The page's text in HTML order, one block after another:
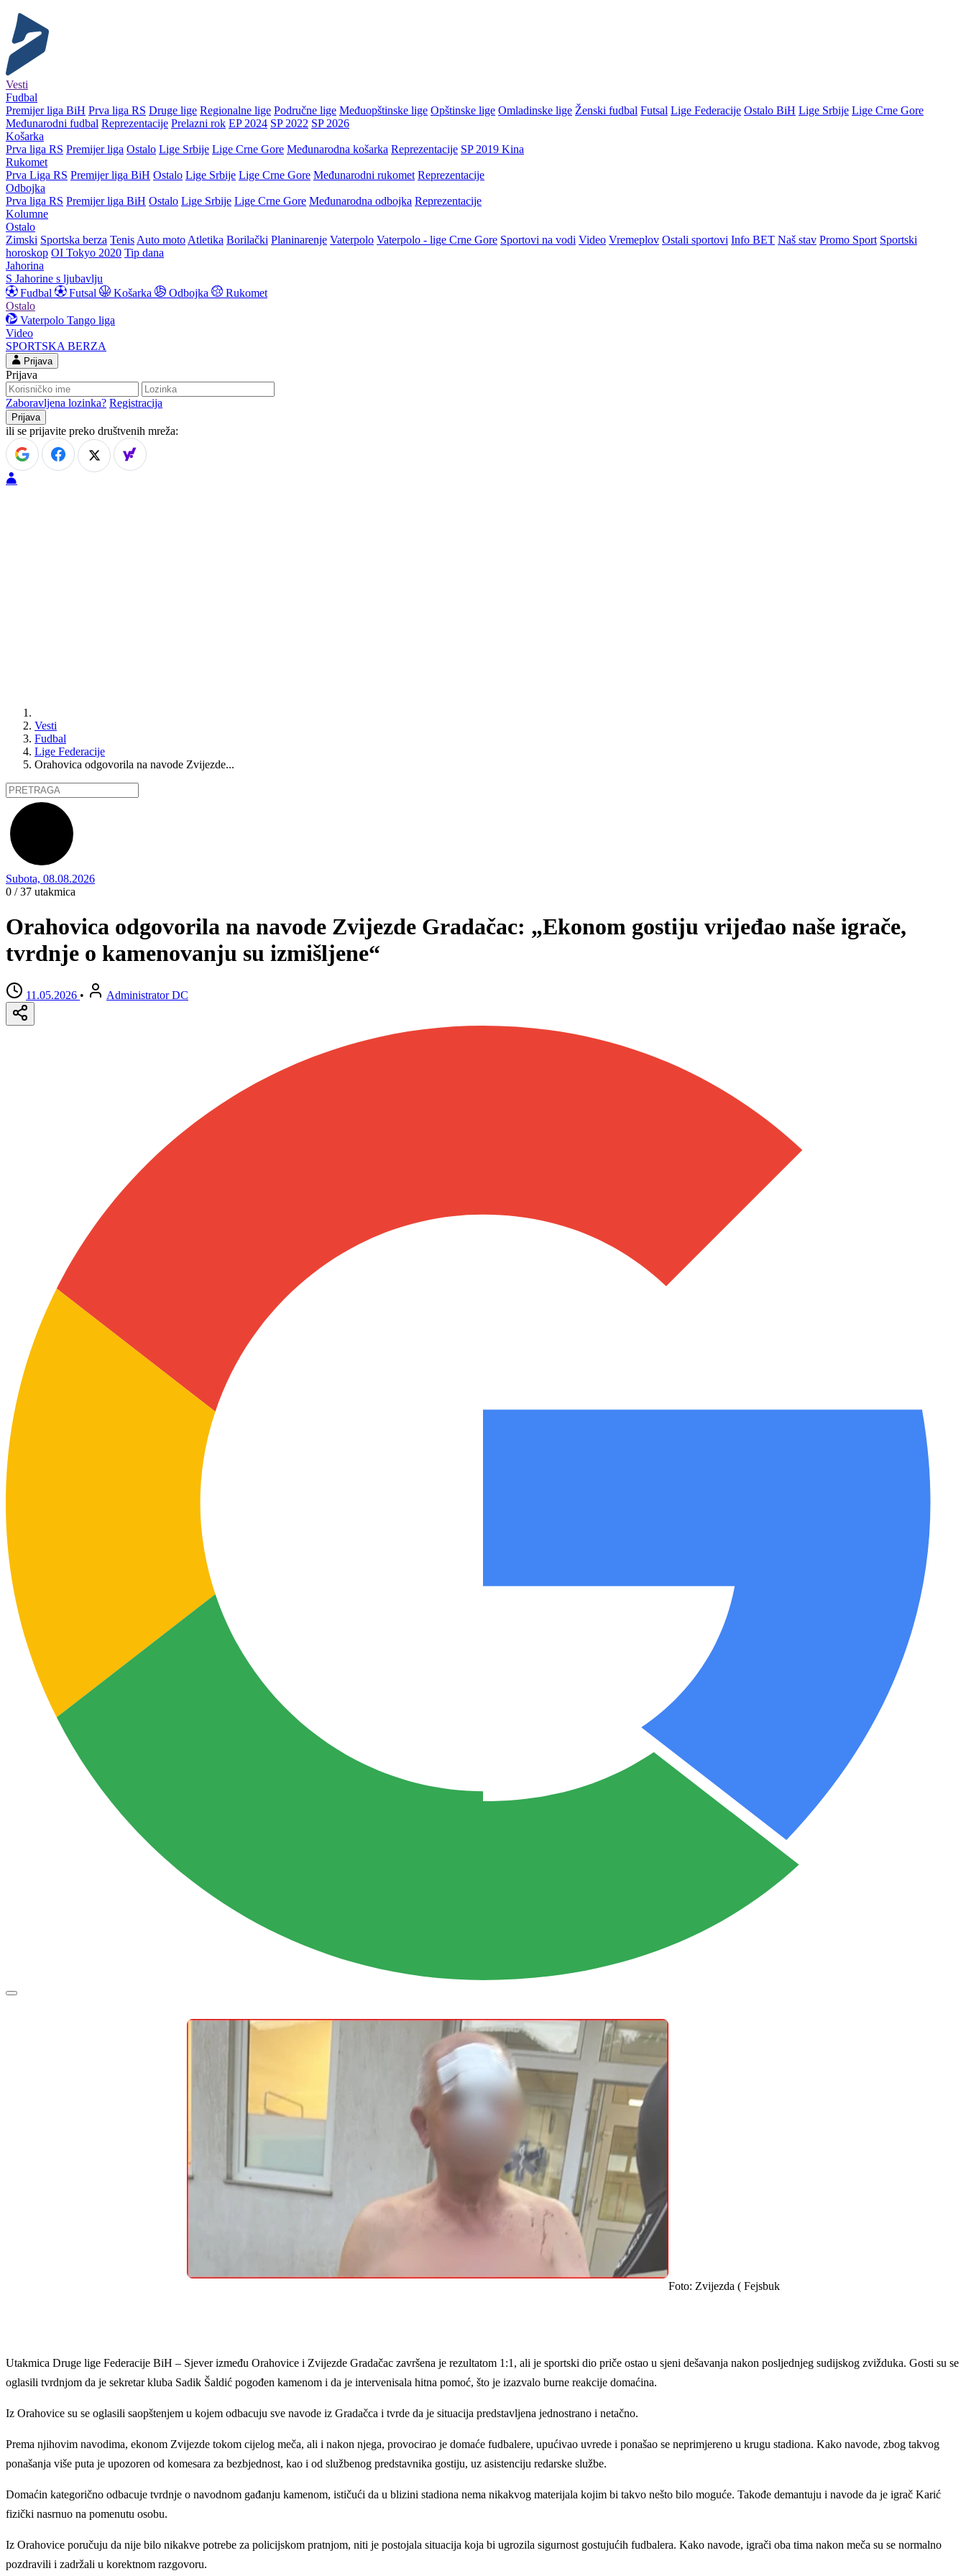
Vesti
Fudbal
Premijer liga BiH Prva liga RS Druge lige Regionalne lige Područne lige Međuopštinske lige Opštinske lige Omladinske lige Ženski fudbal Futsal Lige Federacije Ostalo BiH Lige Srbije Lige Crne Gore
Međunarodni fudbal Reprezentacije Prelazni rok EP 2024 SP 2022 SP 2026
Košarka
Prva liga RS Premijer liga Ostalo Lige Srbije Lige Crne Gore Međunarodna košarka Reprezentacije SP 2019 Kina
Rukomet
Prva Liga RS Premijer liga BiH Ostalo Lige Srbije Lige Crne Gore Međunarodni rukomet Reprezentacije
Odbojka
Prva liga RS Premijer liga BiH Ostalo Lige Srbije Lige Crne Gore Međunarodna odbojka Reprezentacije
Kolumne
Ostalo
Zimski Sportska berza Tenis Auto moto Atletika Borilački Planinarenje Vaterpolo Vaterpolo - lige Crne Gore Sportovi na vodi Video Vremeplov Ostali sportovi Info BET Naš stav Promo Sport Sportski
horoskop OI Tokyo 2020 Tip dana
Jahorina
S Jahorine s ljubavlju
Fudbal
Futsal Košarka Odbojka
Rukomet
Ostalo
Vaterpolo Tango liga
Video
SPORTSKA BERZA
Prijava
Prijava
Zaboravljena lozinka? Registracija
ili se prijavite preko društvenih mreža:
Vesti
Fudbal
Lige Federacije
Orahovica odgovorila na navode Zvijezde...
Subota, 08.08.2026
0 / 37 utakmica
Orahovica odgovorila na navode Zvijezde Gradačac: „Ekonom gostiju vrijeđao naše igrače,
tvrdnje o kamenovanju su izmišljene“
11.05.2026 • Administrator DC
Foto: Zvijezda ( Fejsbuk
Utakmica Druge lige Federacije BiH – Sjever između Orahovice i Zvijezde Gradačac završena je rezultatom 1:1, ali je sportski dio priče ostao u sjeni dešavanja nakon posljednjeg sudijskog zvižduka. Gosti su se
oglasili tvrdnjom da je sekretar kluba Sadik Šaldić pogođen kamenom i da je intervenisala hitna pomoć, što je izazvalo burne reakcije domaćina.
Iz Orahovice su se oglasili saopštenjem u kojem odbacuju sve navode iz Gradačca i tvrde da je situacija predstavljena jednostrano i netačno.
Prema njihovim navodima, ekonom Zvijezde tokom cijelog meča, ali i nakon njega, provocirao je domaće fudbalere, upućivao uvrede i ponašao se neprimjereno u krugu stadiona. Kako navode, zbog takvog
ponašanja više puta je upozoren od komesara za bezbjednost, kao i od službenog predstavnika gostiju, uz asistenciju redarske službe.
Domaćin kategorično odbacuje tvrdnje o navodnom gađanju kamenom, ističući da u blizini stadiona nema nikakvog materijala kojim bi takvo nešto bilo moguće. Takođe demantuju i navode da je igrač Karić
fizički nasrnuo na pomenutu osobu.
Iz Orahovice poručuju da nije bilo nikakve potrebe za policijskom pratnjom, niti je postojala situacija koja bi ugrozila sigurnost gostujućih fudbalera. Kako navode, igrači oba tima nakon meča su se normalno
pozdravili i zadržali u korektnom razgovoru.